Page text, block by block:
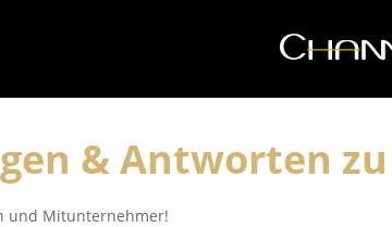
& Antworten zu
und Mitunternehmer!